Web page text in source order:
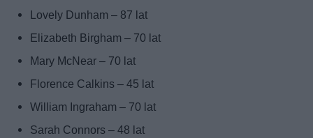
Lovely Dunham – 87 lat
Elizabeth Birgham – 70 lat
Mary McNear – 70 lat
Florence Calkins – 45 lat
William Ingraham – 70 lat
Sarah Connors – 48 lat